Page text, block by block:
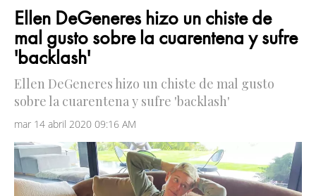
Ellen DeGeneres hizo un chiste de
mal gusto sobre la cuarentena y sufre
'backlash'
Ellen DeGeneres hizo un chiste de mal gusto
sobre la cuarentena y sufre 'backlash'
mar 14 abril 2020 09:16 AM